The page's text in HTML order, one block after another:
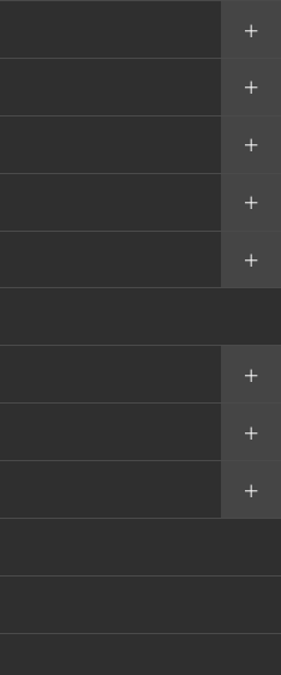
＋
＋
＋
＋
＋
＋
＋
＋